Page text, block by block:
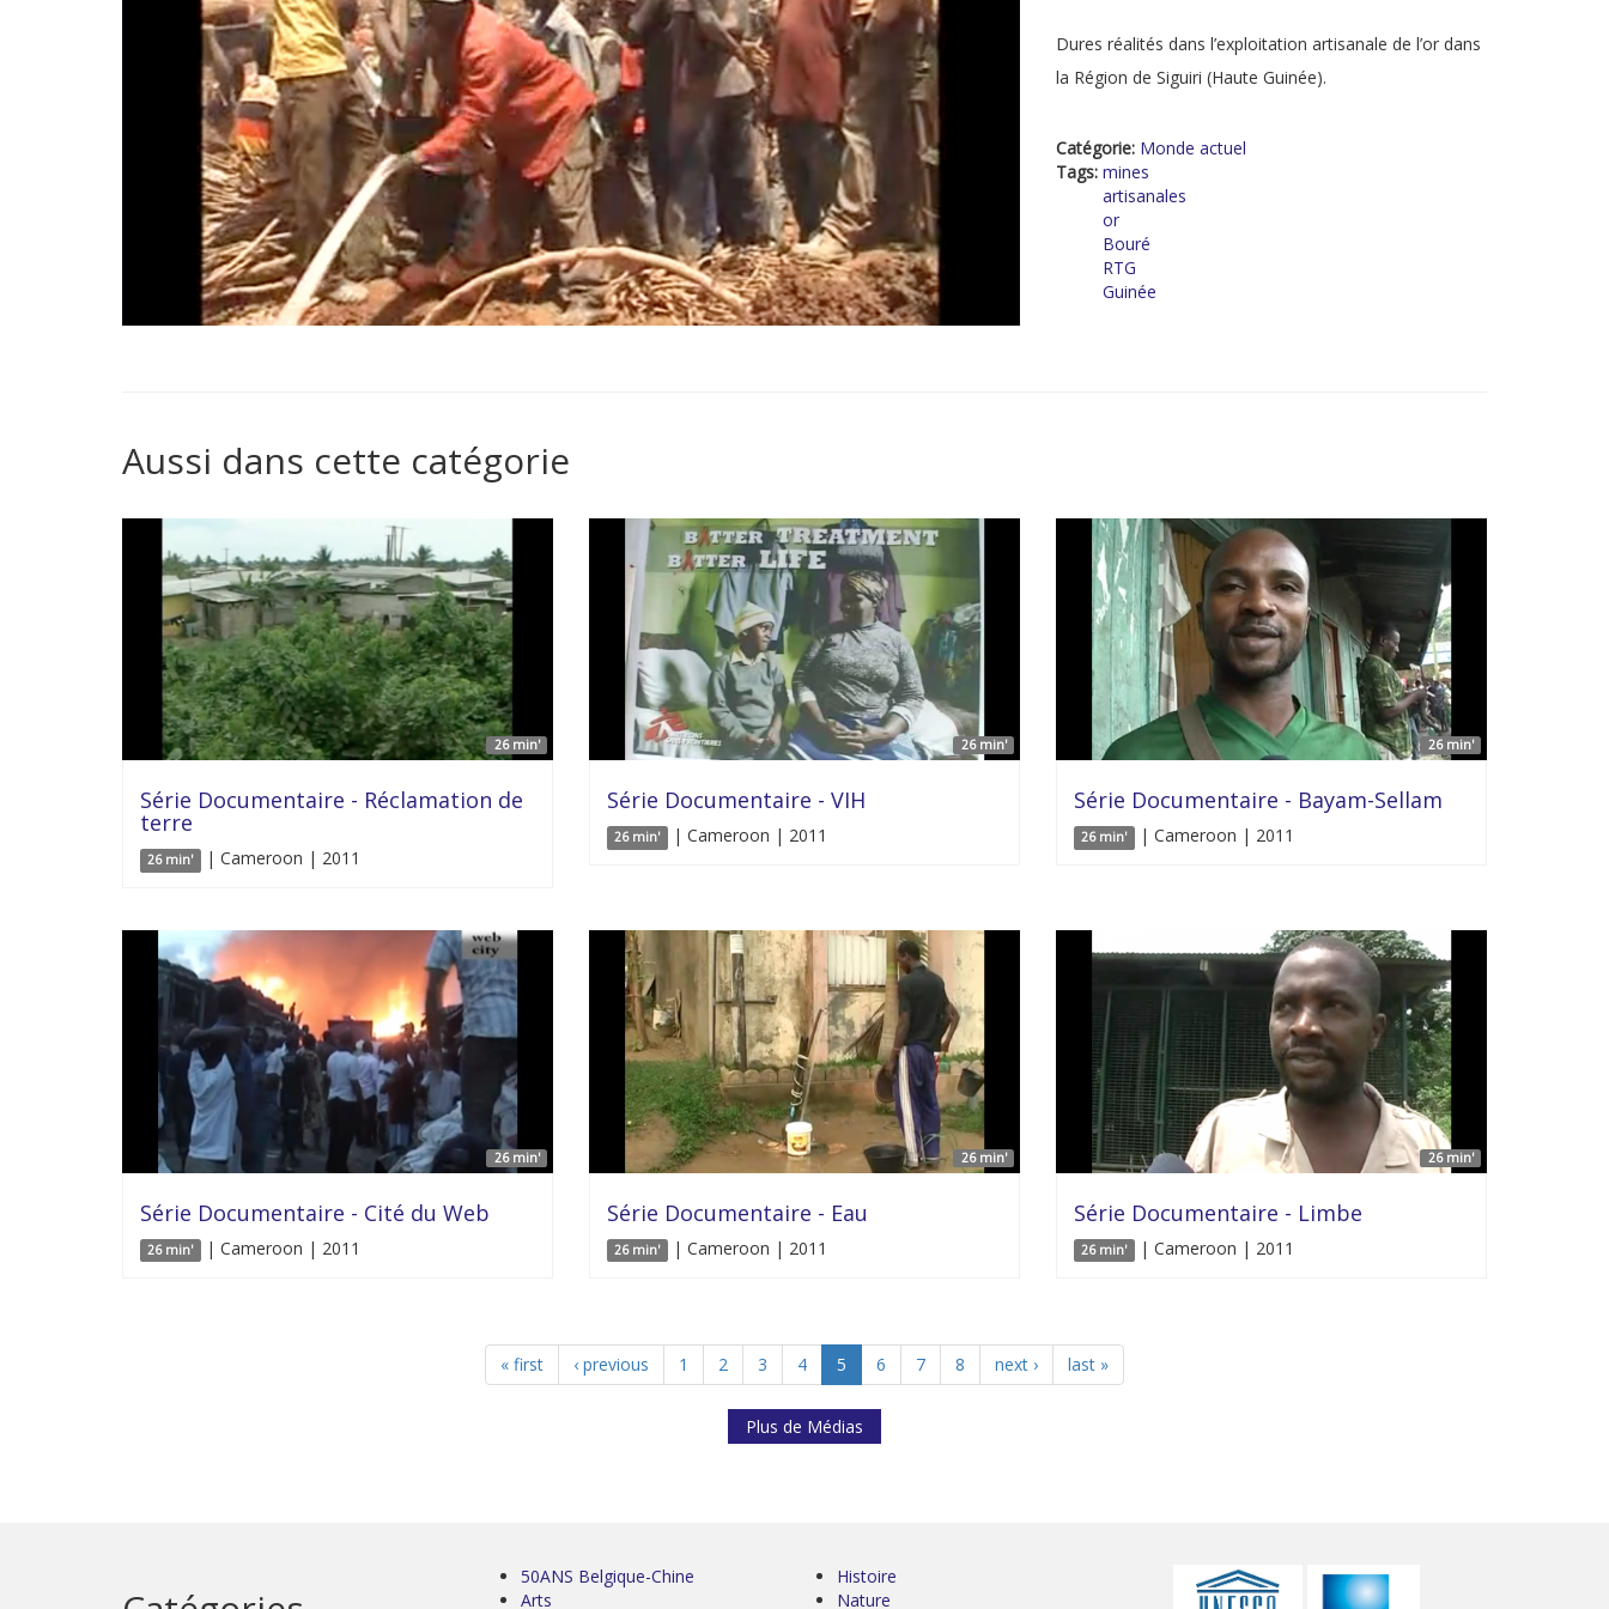
Dures réalités dans l’exploitation artisanale de l’or dans
la Région de Siguiri (Haute Guinée).
Catégorie: Monde actuel
Tags: mines
artisanales
or
Bouré
RTG
Guinée
Aussi dans cette catégorie
26 min'
Série Documentaire - Réclamation de
terre
26 min' | Cameroon | 2011
26 min'
Série Documentaire - VIH
26 min' | Cameroon | 2011
26 min'
Série Documentaire - Bayam-Sellam
26 min' | Cameroon | 2011
26 min'
Série Documentaire - Cité du Web
26 min' | Cameroon | 2011
26 min'
Série Documentaire - Eau
26 min' | Cameroon | 2011
26 min'
Série Documentaire - Limbe
26 min' | Cameroon | 2011
« first ‹ previous 1 2 3 4 5 6 7 8 next › last »
Plus de Médias
50ANS Belgique-Chine
Arts
Histoire
Nature